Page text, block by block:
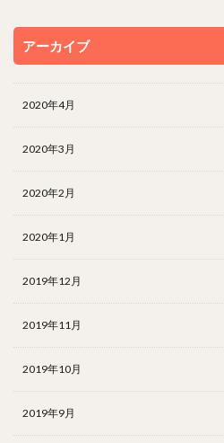
アーカイブ
2020年4月
2020年3月
2020年2月
2020年1月
2019年12月
2019年11月
2019年10月
2019年9月